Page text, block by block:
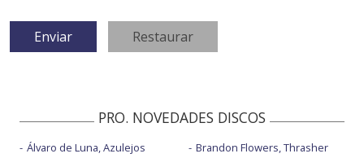
PRO. NOVEDADES DISCOS
Álvaro de Luna, Azulejos
Brandon Flowers, Thrasher